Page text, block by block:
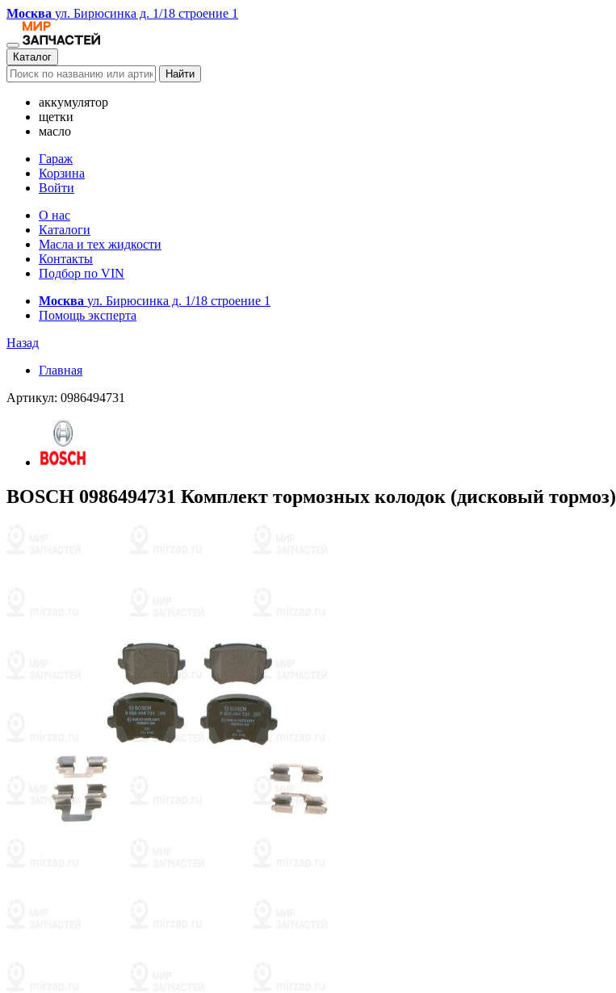
Москва ул. Бирюсинка д. 1/18 строение 1
Каталог
Найти
аккумулятор
щетки
масло
Гараж
Корзина
Войти
О нас
Каталоги
Масла и тех жидкости
Контакты
Подбор по VIN
Москва ул. Бирюсинка д. 1/18 строение 1
Помощь эксперта
Назад
Главная
Артикул: 0986494731
BOSCH 0986494731 Комплект тормозных колодок (дисковый тормоз)